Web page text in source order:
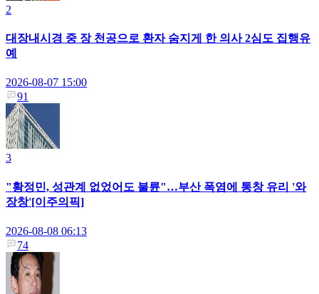
2
대장내시경 중 장 천공으로 환자 숨지게 한 의사 2심도 집행유
예
2026-08-07 15:00
91
3
"황정민, 성관계 없었어도 불륜"…부산 폭염에 통창 유리 '와
장창'[이주의픽]
2026-08-08 06:13
74